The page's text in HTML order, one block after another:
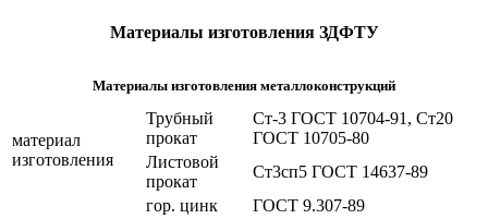
Материалы изготовления ЗДФТУ
Материалы изготовления металлоконструкций
материал
изготовления
Трубный
прокат
Ст-3 ГОСТ 10704-91, Ст20
ГОСТ 10705-80
Листовой
прокат
Ст3сп5 ГОСТ 14637-89
гор. цинк
ГОСТ 9.307-89